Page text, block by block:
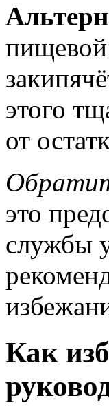
пищевой
этого
от
это
службы
Как